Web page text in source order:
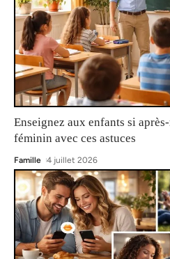
Enseignez aux enfants si
féminin avec ces astuces
Famille 4 juillet 2026